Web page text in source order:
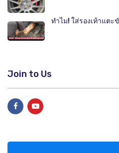
ทำไม! ใส่รองเท้าแตะ
Join to Us